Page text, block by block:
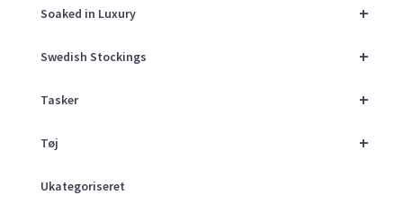
+
Soaked in Luxury
+
Swedish Stockings
+
Tasker
+
Tøj
Ukategoriseret